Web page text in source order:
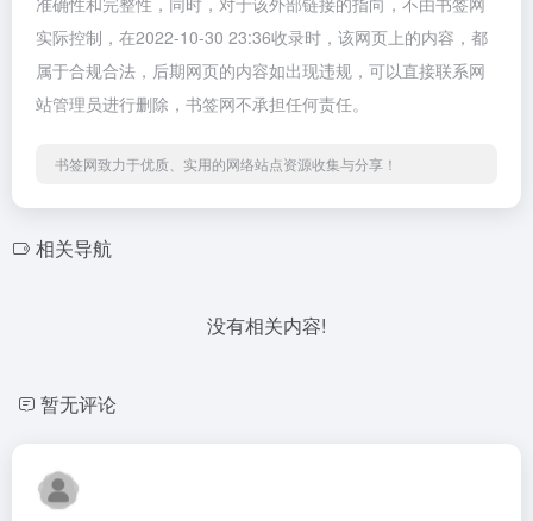
实际控制，在2022-10-30 23:36收录时，该网页上的内容，都
属于合规合法，后期网页的内容如出现违规，可以直接联系网
站管理员进行删除，书签网不承担任何责任。
书签网致力于优质、实用的网络站点资源收集与分享！
相关导航
没有相关内容!
暂无评论